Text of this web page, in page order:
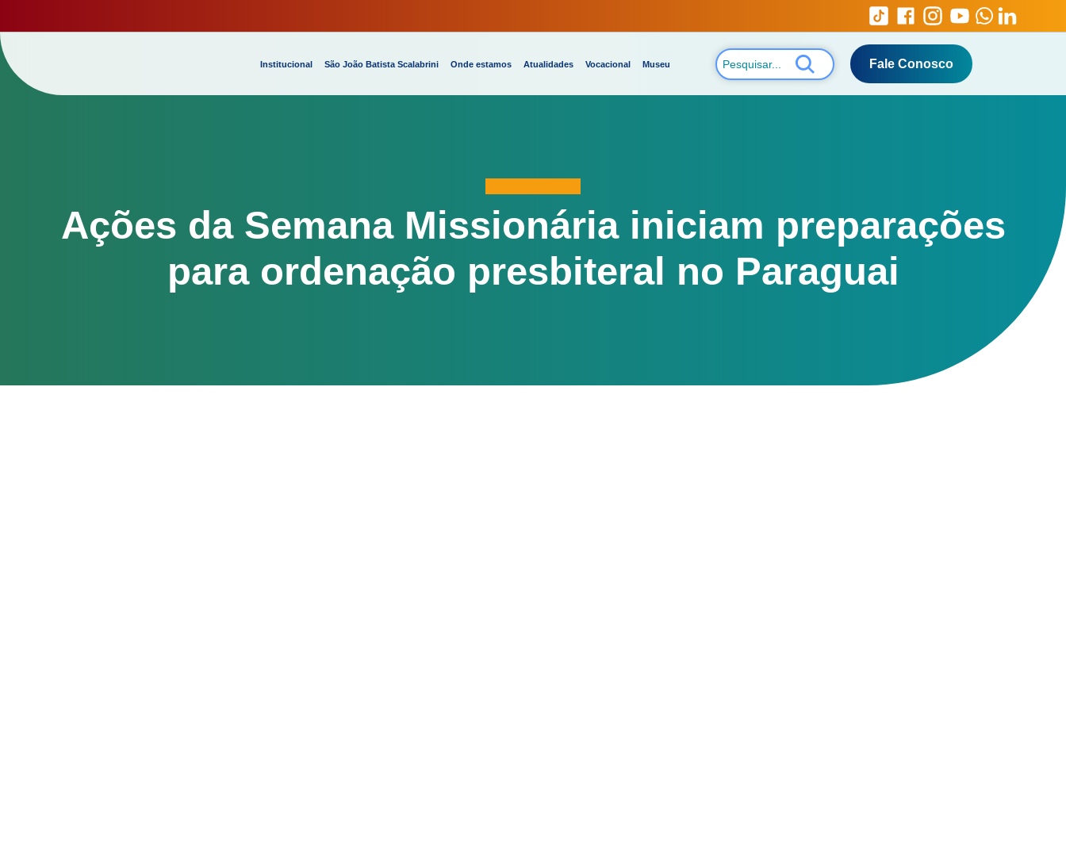
Institucional São João Batista Scalabrini Onde estamos Atualidades Vocacional Museu Fale Conosco
Ações da Semana Missionária iniciam preparações
para ordenação presbiteral no Paraguai